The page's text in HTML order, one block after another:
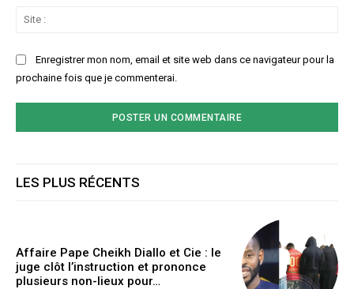
Enregistrer mon nom, email et site web dans ce navigateur pour la
prochaine fois que je commenterai.
LES PLUS RÉCENTS
Affaire Pape Cheikh Diallo et Cie : le
juge clôt l’instruction et prononce
plusieurs non-lieux pour…